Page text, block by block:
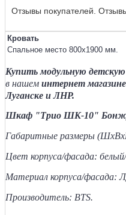
Отзывы покупателей.
Кровать
Спальное место 800х1900 мм.
Купить модульную
в нашем интернет
Луганске и ЛНР.
Шкаф "Трио ШК-10"
Габаритные размеры
Цвет корпуса/фасада:
Материал корпуса/
Производитель: BTS.